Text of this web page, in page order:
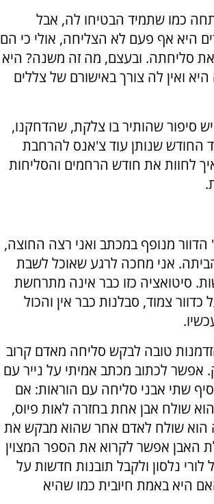
כמו שתמיד הבטיחו לה, אבל
היא אף פעם לא הצליחה, אולי כי הם
סליחתה. ובעצם, מה זה משנה? היא
היא ואין לה צורך באישורם של צללים
סיפור שהותיר בו צלקת, שהדחקנו,
החודש שנותן עוד צ'אנס להרחבת
לחוות את חודש הרחמים והסליחות
מנופף במכתב ואני רצה החוצה,
אני מחכה לרגע שאוכל לשבת
סיטואציה כזו כבר אינה מתרחשת
כדוור צמוד, סבלנות כבר אין והכול
טובה לבקש סליחה מאדם קרוב
אפשר לכתוב מכתב אמיתי על נייר עם
שתי אבני סליחה עם הוראות: אם
שולח אבן אחת בחזרה לאות פיוס,
הוא שולח לאדם אחר שהוא מבקש את
האבן אפשר לקרוא את הספר המצוין
נלסון ולקבל תובנות חדשות על
היא באמת חיובית כמו שהיא